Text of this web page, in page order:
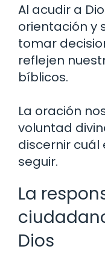
Al acudir a
orientación y
tomar
reflejen
bíblicos.
La oración
voluntad
discernir cuál
seguir.
La
Dios